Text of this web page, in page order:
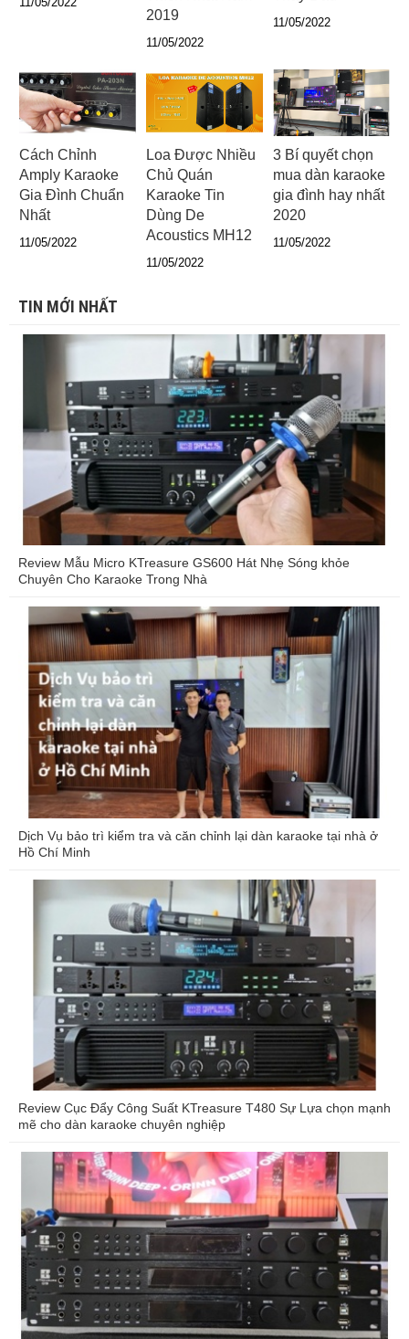
2019
11/05/2022
11/05/2022
Cách Chỉnh
Amply Karaoke
Gia Đình Chuẩn
Nhất
11/05/2022
Loa Được Nhiều
Chủ Quán
Karaoke Tin
Dùng De
Acoustics MH12
11/05/2022
3 Bí quyết chọn
mua dàn karaoke
gia đình hay nhất
2020
11/05/2022
TIN MỚI NHẤT
Review Mẫu Micro KTreasure GS600 Hát Nhẹ Sóng khỏe
Chuyên Cho Karaoke Trong Nhà
Dịch Vụ bảo trì kiểm tra và căn chỉnh lại dàn karaoke tại nhà ở
Hồ Chí Minh
Review Cục Đẩy Công Suất KTreasure T480 Sự Lựa chọn mạnh
mẽ cho dàn karaoke chuyên nghiệp